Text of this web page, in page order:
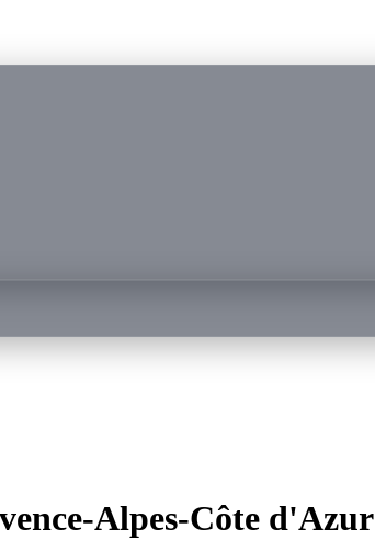
Alpes-Côte d'Azur